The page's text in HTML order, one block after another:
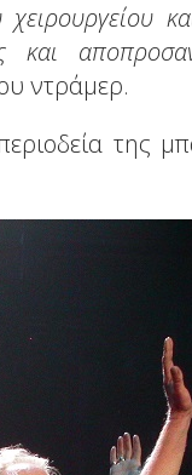
και
ντράμερ.
της